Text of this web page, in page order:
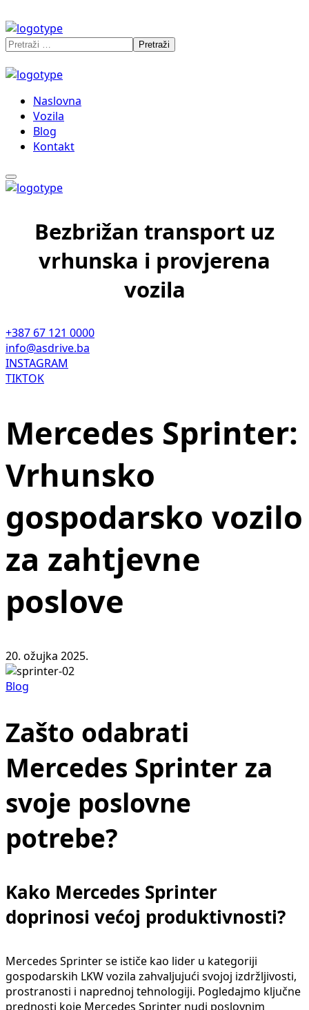
Naslovna
Vozila
Blog
Kontakt
Bezbrižan transport uz
vrhunska i provjerena
vozila
+387 67 121 0000
info@asdrive.ba
INSTAGRAM
TIKTOK
Mercedes Sprinter:
Vrhunsko
gospodarsko vozilo
za zahtjevne
poslove
20. ožujka 2025.
Blog
Zašto odabrati
Mercedes Sprinter za
svoje poslovne
potrebe?
Kako Mercedes Sprinter
doprinosi većoj produktivnosti?
Mercedes Sprinter se ističe kao lider u kategoriji
gospodarskih LKW vozila zahvaljujući svojoj izdržljivosti,
prostranosti i naprednoj tehnologiji. Pogledajmo ključne
prednosti koje Mercedes Sprinter nudi poslovnim